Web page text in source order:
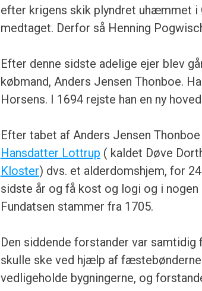
efter krigens skik plyndret uhæmmet i
medtaget. Derfor så Henning
Efter denne sidste adelige ejer blev
købmand, Anders Jensen Thonboe.
Horsens. I 1694 rejste han en ny
Efter tabet af Anders Jensen
Hansdatter Lottrup ( kaldet Døve
Kloster) dvs. et alderdomshjem, for
sidste år og få kost og logi og i nogen
Fundatsen stammer fra 1705.
Den siddende forstander var
skulle ske ved hjælp af
vedligeholde bygningerne, og